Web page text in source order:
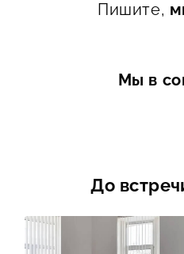
Пишите,
Мы в
До